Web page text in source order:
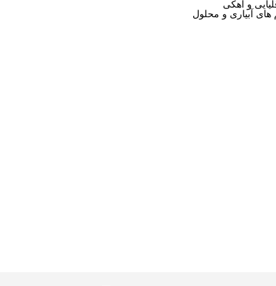
و آهکی
های آبیاری و محلول